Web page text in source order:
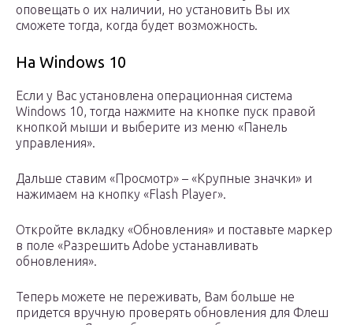
оповещать о их наличии, но установить Вы их
сможете тогда, когда будет возможность.
На Windows 10
Если у Вас установлена операционная система
Windows 10, тогда нажмите на кнопке пуск правой
кнопкой мыши и выберите из меню «Панель
управления».
Дальше ставим «Просмотр» – «Крупные значки» и
нажимаем на кнопку «Flash Player».
Откройте вкладку «Обновления» и поставьте маркер
в поле «Разрешить Adobe устанавливать
обновления».
Теперь можете не переживать, Вам больше не
придется вручную проверять обновления для Флеш